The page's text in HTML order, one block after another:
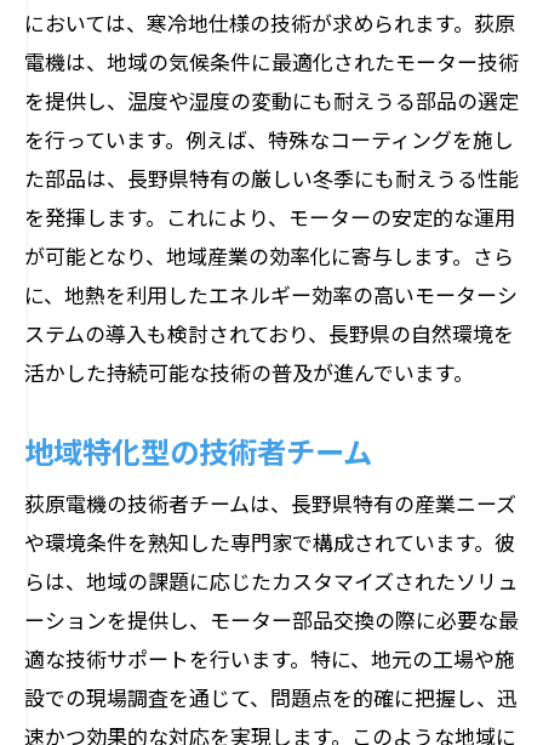
においては、寒冷地仕様の技術が求められます。荻原
電機は、地域の気候条件に最適化されたモーター技術
を提供し、温度や湿度の変動にも耐えうる部品の選定
を行っています。例えば、特殊なコーティングを施し
た部品は、長野県特有の厳しい冬季にも耐えうる性能
を発揮します。これにより、モーターの安定的な運用
が可能となり、地域産業の効率化に寄与します。さら
に、地熱を利用したエネルギー効率の高いモーターシ
ステムの導入も検討されており、長野県の自然環境を
活かした持続可能な技術の普及が進んでいます。
地域特化型の技術者チーム
荻原電機の技術者チームは、長野県特有の産業ニーズ
や環境条件を熟知した専門家で構成されています。彼
らは、地域の課題に応じたカスタマイズされたソリュ
ーションを提供し、モーター部品交換の際に必要な最
適な技術サポートを行います。特に、地元の工場や施
設での現場調査を通じて、問題点を的確に把握し、迅
速かつ効果的な対応を実現します。このような地域に